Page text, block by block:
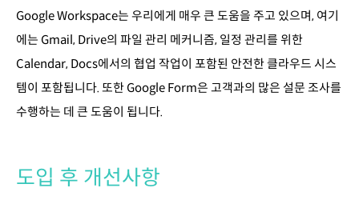
Google Workspace는 우리에게 매우 큰 도움을 주고 있으며, 여기
에는 Gmail, Drive의 파일 관리 메커니즘, 일정 관리를 위한
Calendar, Docs에서의 협업 작업이 포함된 안전한 클라우드 시스
템이 포함됩니다. 또한 Google Form은 고객과의 많은 설문 조사를
수행하는 데 큰 도움이 됩니다.
도입 후 개선사항